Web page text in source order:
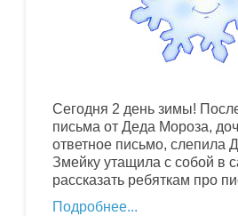
Сегодня 2 день зимы!
письма от Деда Мороза,
ответное письмо, слепила
Змейку утащила с собой в
рассказать ребяткам про
Подробнее